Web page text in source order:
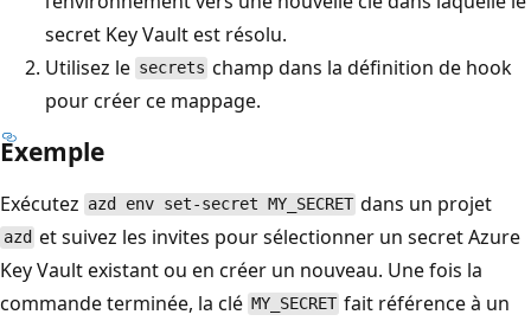
secret Key Vault est résolu.
Utilisez le secrets champ dans la définition de hook
pour créer ce mappage.
Exemple
Exécutez azd env set-secret MY_SECRET dans un projet
azd et suivez les invites pour sélectionner un secret Azure
Key Vault existant ou en créer un nouveau. Une fois la
commande terminée, la clé MY_SECRET fait référence à un